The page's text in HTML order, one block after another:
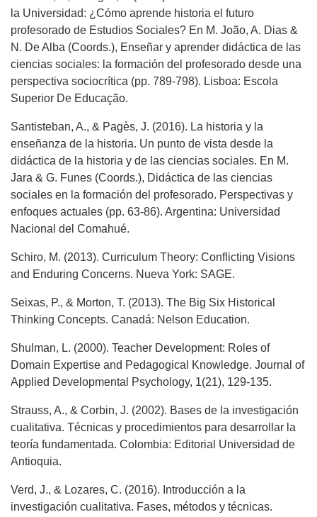
la Universidad: ¿Cómo aprende historia el futuro
profesorado de Estudios Sociales? En M. João, A. Dias &
N. De Alba (Coords.), Enseñar y aprender didáctica de las
ciencias sociales: la formación del profesorado desde una
perspectiva sociocrítica (pp. 789-798). Lisboa: Escola
Superior De Educação.
Santisteban, A., & Pagès, J. (2016). La historia y la
enseñanza de la historia. Un punto de vista desde la
didáctica de la historia y de las ciencias sociales. En M.
Jara & G. Funes (Coords.), Didáctica de las ciencias
sociales en la formación del profesorado. Perspectivas y
enfoques actuales (pp. 63-86). Argentina: Universidad
Nacional del Comahué.
Schiro, M. (2013). Curriculum Theory: Conflicting Visions
and Enduring Concerns. Nueva York: SAGE.
Seixas, P., & Morton, T. (2013). The Big Six Historical
Thinking Concepts. Canadá: Nelson Education.
Shulman, L. (2000). Teacher Development: Roles of
Domain Expertise and Pedagogical Knowledge. Journal of
Applied Developmental Psychology, 1(21), 129-135.
Strauss, A., & Corbin, J. (2002). Bases de la investigación
cualitativa. Técnicas y procedimientos para desarrollar la
teoría fundamentada. Colombia: Editorial Universidad de
Antioquia.
Verd, J., & Lozares, C. (2016). Introducción a la
investigación cualitativa. Fases, métodos y técnicas.